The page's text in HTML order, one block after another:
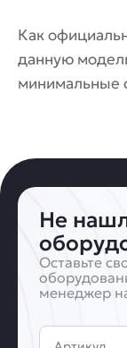
Как
данную
минимальные
Не
Оставьте
менеджер
Артикул